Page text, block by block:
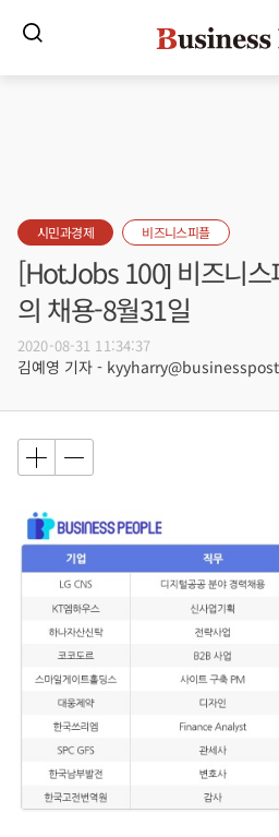
시민과경제 비즈니스피플
[HotJobs 100] 비즈니스
의 채용-8월31일
2020-08-31 11:34:37
김예영 기자 -